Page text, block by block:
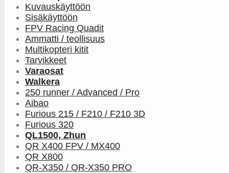
Kuvauskäyttöön
Sisäkäyttöön
FPV Racing Quadit
Ammatti / teollisuus
Multikopteri kitit
Tarvikkeet
Varaosat
Walkera
250 runner / Advanced / Pro
Aibao
Furious 215 / F210 / F210 3D
Furious 320
QL1500, Zhun
QR X400 FPV / MX400
QR X800
QR-X350 / QR-X350 PRO